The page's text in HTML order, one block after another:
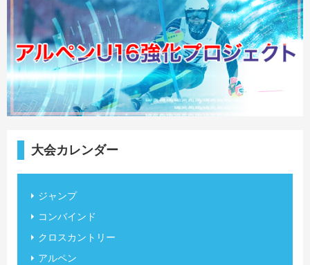
大会カレンダー
ジャンプ
コンバインド
クロスカントリー
アルペン